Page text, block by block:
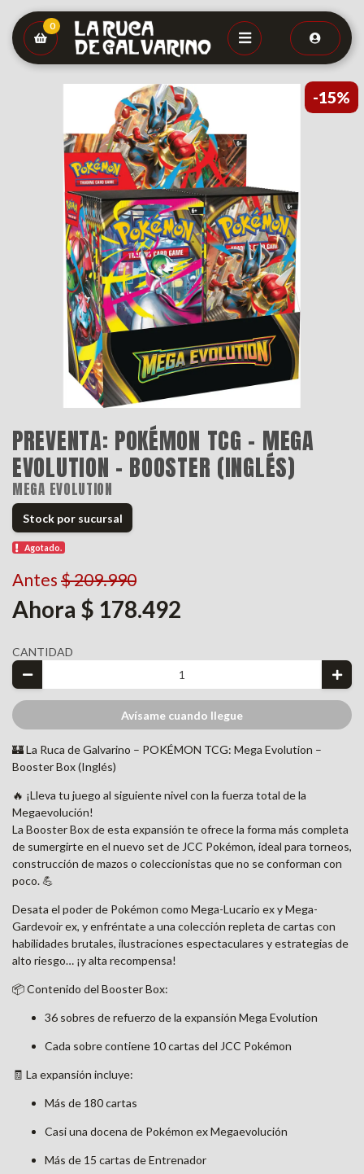
0
-15%
PREVENTA: POKÉMON TCG - MEGA
EVOLUTION - BOOSTER (INGLÉS)
MEGA EVOLUTION
Stock por sucursal
Agotado.
Antes $ 209.990
Ahora $ 178.492
CANTIDAD
Avísame cuando llegue
🏰 La Ruca de Galvarino – POKÉMON TCG: Mega Evolution –
Booster Box (Inglés)
🔥 ¡Lleva tu juego al siguiente nivel con la fuerza total de la
Megaevolución!
La Booster Box de esta expansión te ofrece la forma más completa
de sumergirte en el nuevo set de JCC Pokémon, ideal para torneos,
construcción de mazos o coleccionistas que no se conforman con
poco. 💪
Desata el poder de Pokémon como Mega-Lucario ex y Mega-
Gardevoir ex, y enfréntate a una colección repleta de cartas con
habilidades brutales, ilustraciones espectaculares y estrategias de
alto riesgo… ¡y alta recompensa!
📦 Contenido del Booster Box:
36 sobres de refuerzo de la expansión Mega Evolution
Cada sobre contiene 10 cartas del JCC Pokémon
🧾 La expansión incluye:
Más de 180 cartas
Casi una docena de Pokémon ex Megaevolución
Más de 15 cartas de Entrenador